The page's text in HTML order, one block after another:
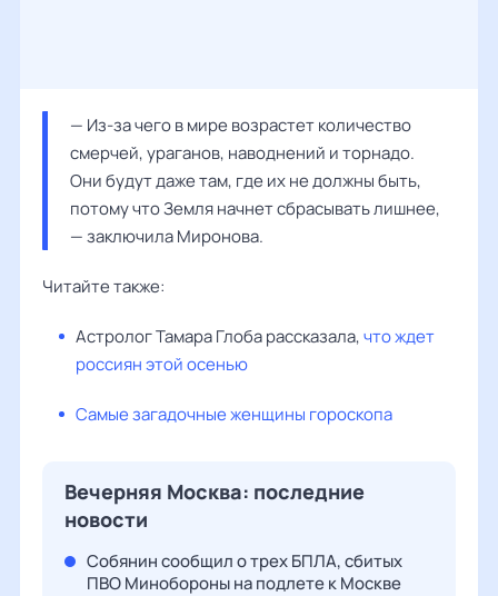
— Из-за чего в мире возрастет количество
смерчей, ураганов, наводнений и торнадо.
Они будут даже там, где их не должны быть,
потому что Земля начнет сбрасывать лишнее,
— заключила Миронова.
Читайте также:
Астролог Тамара Глоба рассказала,что ждет
россиян этой осенью
Самые загадочные женщины гороскопа
Вечерняя Москва: последние
новости
Собянин сообщил о трех БПЛА, сбитых
ПВО Минобороны на подлете к Москве